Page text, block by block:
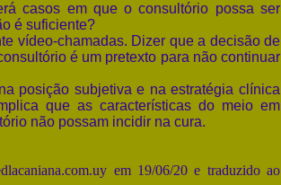
casos em que o consultório possa ser
é suficiente?
vídeo-chamadas. Dizer que a decisão de
é um pretexto para não continuar
posição subjetiva e na estratégia clínica
que as características do meio em
não possam incidir na cura.
em 19/06/20 e traduzido ao